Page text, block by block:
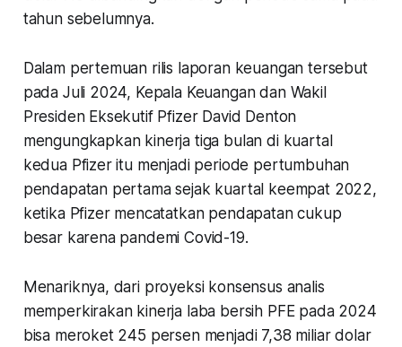
tahun sebelumnya.
Dalam pertemuan rilis laporan keuangan tersebut
pada Juli 2024, Kepala Keuangan dan Wakil
Presiden Eksekutif Pfizer David Denton
mengungkapkan kinerja tiga bulan di kuartal
kedua Pfizer itu menjadi periode pertumbuhan
pendapatan pertama sejak kuartal keempat 2022,
ketika Pfizer mencatatkan pendapatan cukup
besar karena pandemi Covid-19.
Menariknya, dari proyeksi konsensus analis
memperkirakan kinerja laba bersih PFE pada 2024
bisa meroket 245 persen menjadi 7,38 miliar dolar